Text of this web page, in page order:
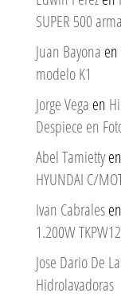
SUPER 500
Juan Bayona en
modelo K1
Jorge Vega en
Despiece en
Abel Tamiettyen
HYUNDAI C/
Ivan Cabralesen
1.200W
Jose Dario De
Hidrolavadoras